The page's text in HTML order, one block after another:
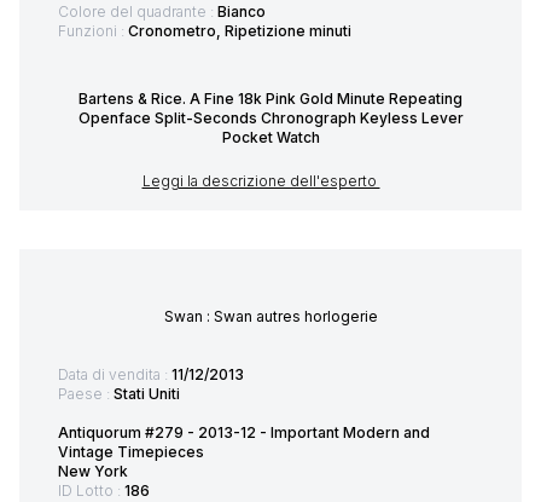
Colore del quadrante : Bianco
Funzioni : Cronometro, Ripetizione minuti
Bartens & Rice. A Fine 18k Pink Gold Minute Repeating
Openface Split-Seconds Chronograph Keyless Lever
Pocket Watch
Leggi la descrizione dell'esperto
Swan : Swan autres horlogerie
Data di vendita : 11/12/2013
Paese : Stati Uniti
Antiquorum #279 - 2013-12 - Important Modern and
Vintage Timepieces
New York
ID Lotto : 186